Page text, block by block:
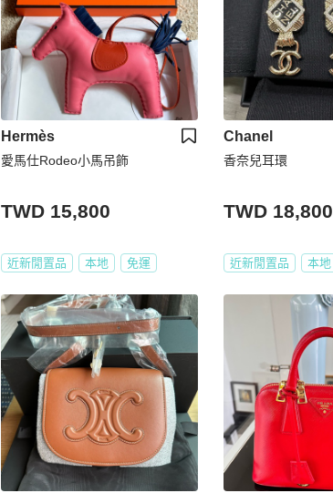
Hermès
愛馬仕Rodeo小馬吊飾
TWD 15,800
近新閒置品 本地 免運
Chanel
香奈兒耳環
TWD 18,800
近新閒置品 本地